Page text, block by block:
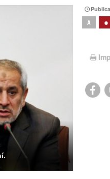
A •